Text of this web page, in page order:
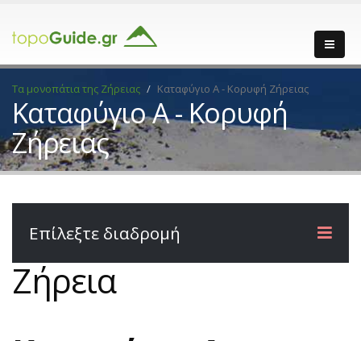
Τα μονοπάτια της Ζήρειας Καταφύγιο Α - Κορυφή Ζήρειας
Καταφύγιο Α - Κορυφή
Ζήρειας
Επίλεξτε διαδρομή
Ζήρεια